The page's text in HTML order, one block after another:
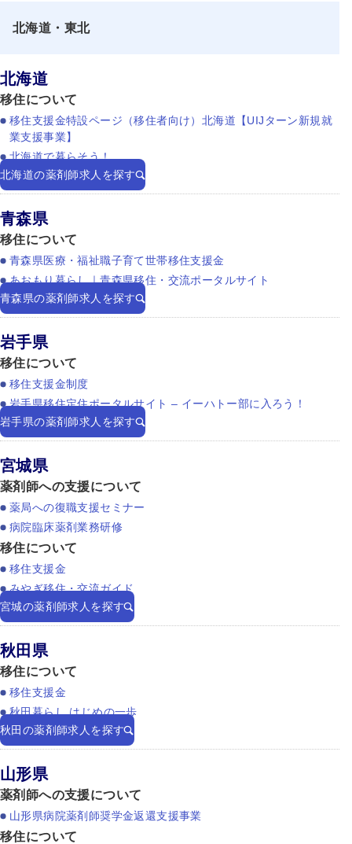
北海道・東北
北海道
移住について
移住支援金特設ページ（移住者向け）北海道【UIJターン新規就
業支援事業】
北海道で暮らそう！
北海道の薬剤師求人を探す
青森県
移住について
青森県医療・福祉職子育て世帯移住支援金
あおもり暮らし｜青森県移住・交流ポータルサイト
青森県の薬剤師求人を探す
岩手県
移住について
移住支援金制度
岩手県移住定住ポータルサイト – イーハトー部に入ろう！
岩手県の薬剤師求人を探す
宮城県
薬剤師への支援について
薬局への復職支援セミナー
病院臨床薬剤業務研修
移住について
移住支援金
みやぎ移住・交流ガイド
宮城の薬剤師求人を探す
秋田県
移住について
移住支援金
秋田暮らし はじめの一歩
秋田の薬剤師求人を探す
山形県
薬剤師への支援について
山形県病院薬剤師奨学金返還支援事業
移住について